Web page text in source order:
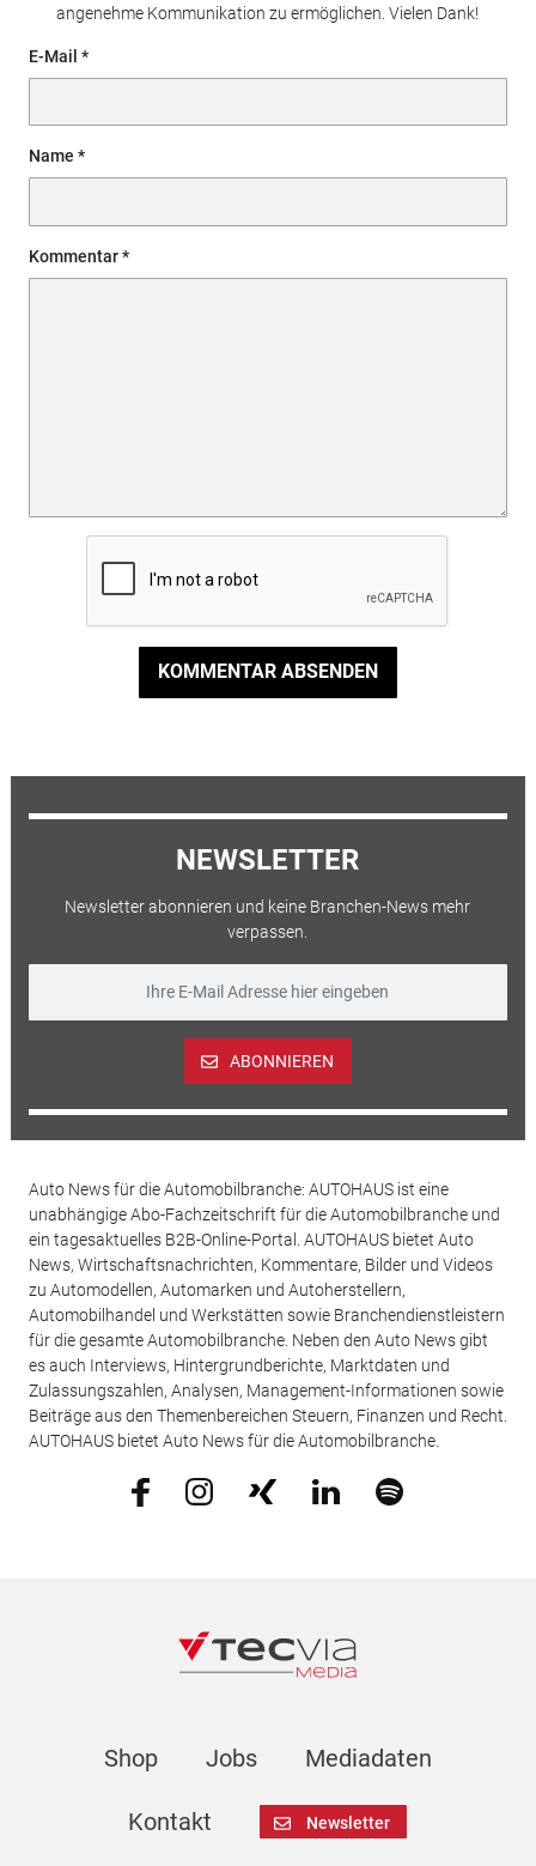
angenehme Kommunikation zu ermöglichen. Vielen Dank!
E-Mail
Name
Kommentar
KOMMENTAR ABSENDEN
NEWSLETTER
Newsletter abonnieren und keine Branchen-News mehr
verpassen.
ABONNIEREN
Auto News für die Automobilbranche: AUTOHAUS ist eine
unabhängige Abo-Fachzeitschrift für die Automobilbranche und
ein tagesaktuelles B2B-Online-Portal. AUTOHAUS bietet Auto
News, Wirtschaftsnachrichten, Kommentare, Bilder und Videos
zu Automodellen, Automarken und Autoherstellern,
Automobilhandel und Werkstätten sowie Branchendienstleistern
für die gesamte Automobilbranche. Neben den Auto News gibt
es auch Interviews, Hintergrundberichte, Marktdaten und
Zulassungszahlen, Analysen, Management-Informationen sowie
Beiträge aus den Themenbereichen Steuern, Finanzen und Recht.
AUTOHAUS bietet Auto News für die Automobilbranche.
Shop Jobs Mediadaten
Kontakt Newsletter